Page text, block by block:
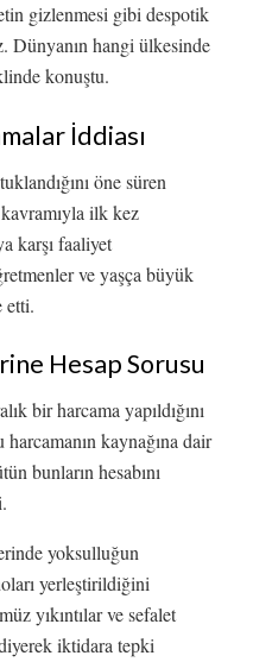
gizlenmesi gibi despotik
Dünyanın hangi ülkesinde
konuştu.
İddiası
öne süren
ilk kez
karşı faaliyet
ve yaşça büyük
etti.
Hesap Sorusu
bir harcama yapıldığını
kaynağına dair
bunların hesabını
yoksulluğun
yerleştirildiğini
yıkıntılar ve sefalet
iktidara tepki